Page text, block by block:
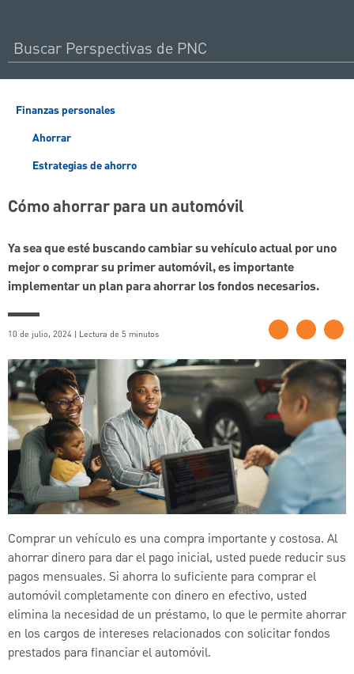
Finanzas personales
Ahorrar
Estrategias de ahorro
Cómo ahorrar para un automóvil
Ya sea que esté buscando cambiar su vehículo actual por uno
mejor o comprar su primer automóvil, es importante
implementar un plan para ahorrar los fondos necesarios.
10 de julio, 2024 | Lectura de 5 minutos
Comprar un vehículo es una compra importante y costosa. Al
ahorrar dinero para dar el pago inicial, usted puede reducir sus
pagos mensuales. Si ahorra lo suficiente para comprar el
automóvil completamente con dinero en efectivo, usted
elimina la necesidad de un préstamo, lo que le permite ahorrar
en los cargos de intereses relacionados con solicitar fondos
prestados para financiar el automóvil.